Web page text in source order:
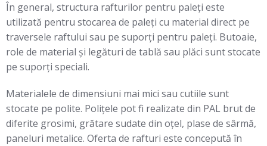
În general, structura rafturilor pentru paleţi este
utilizată pentru stocarea de paleţi cu material direct pe
traversele raftului sau pe suporți pentru paleți. Butoaie,
role de material şi legături de tablă sau plăci sunt stocate
pe suporți speciali.
Materialele de dimensiuni mai mici sau cutiile sunt
stocate pe polite. Polițele pot fi realizate din PAL brut de
diferite grosimi, grătare sudate din oţel, plase de sârmă,
paneluri metalice. Oferta de rafturi este concepută în